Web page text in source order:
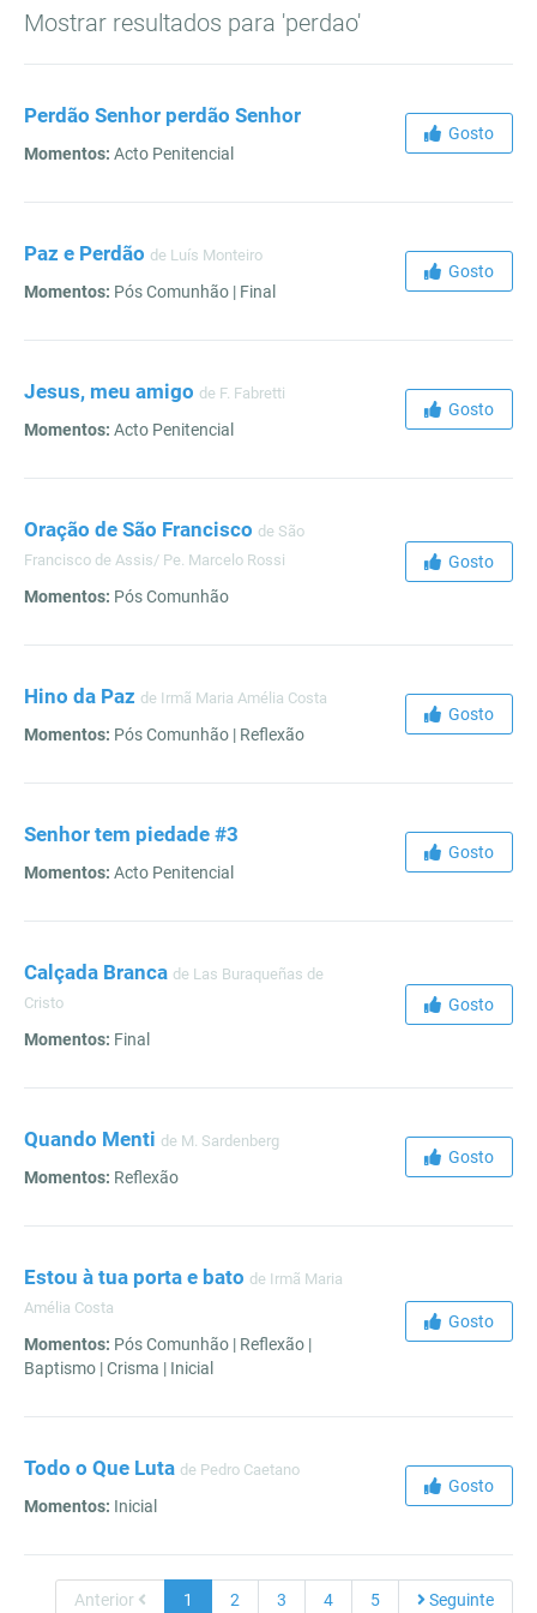
Mostrar resultados para 'perdao'
Perdão Senhor perdão Senhor
Momentos: Acto Penitencial
Gosto
Paz e Perdão de Luís Monteiro
Momentos: Pós Comunhão | Final
Gosto
Jesus, meu amigo de F. Fabretti
Momentos: Acto Penitencial
Gosto
Oração de São Francisco de São
Francisco de Assis/ Pe. Marcelo Rossi
Momentos: Pós Comunhão
Gosto
Hino da Paz de Irmã Maria Amélia Costa
Momentos: Pós Comunhão | Reflexão
Gosto
Senhor tem piedade #3
Momentos: Acto Penitencial
Gosto
Calçada Branca de Las Buraqueñas de
Cristo
Momentos: Final
Gosto
Quando Menti de M. Sardenberg
Momentos: Reflexão
Gosto
Estou à tua porta e bato de Irmã Maria
Amélia Costa
Momentos: Pós Comunhão | Reflexão |
Baptismo | Crisma | Inicial
Gosto
Todo o Que Luta de Pedro Caetano
Momentos: Inicial
Gosto
Anterior 1 2 3 4 5 Seguinte